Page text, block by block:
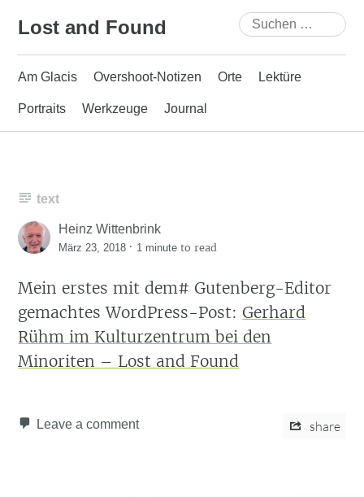
Lost and Found
Suchen
nach:
Am Glacis Overshoot-Notizen Orte Lektüre
Portraits Werkzeuge Journal
text
Heinz Wittenbrink
März 23, 2018 · 1 minute to read
Mein erstes mit dem# Gutenberg-Editor
gemachtes WordPress-Post: Gerhard
Rühm im Kulturzentrum bei den
Minoriten – Lost and Found
Leave a comment share